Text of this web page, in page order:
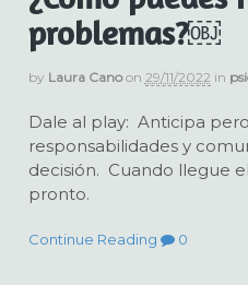
problemas?￼
by Laura Cano on 29/11/2022 in
Dale al play: Anticipa
responsabilidades y
decisión. Cuando llegue
pronto.
Continue Reading 0